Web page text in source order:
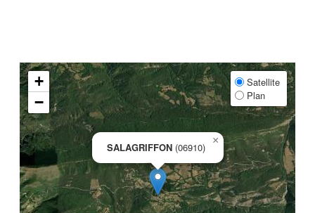
SALAGRIFFON (06910)
×
+
−
Satellite
Plan